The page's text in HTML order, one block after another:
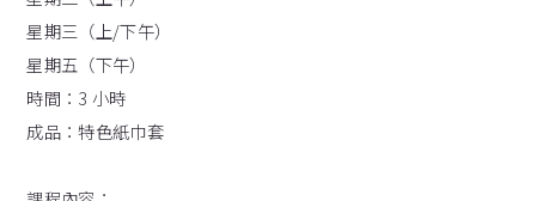
星期三（上/下午）
星期五（下午）
時間：3 小時
成品：特色紙巾套